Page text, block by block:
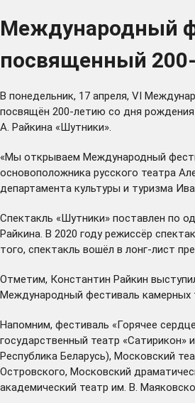
Международный
посвященный
В понедельник, 17 апреля, VI
посвящён 200-летию со дня рождения
А. Райкина «Шутники».
«Мы открываем Международный
основоположника русского театра
департамента культуры и туризма
Спектакль «Шутники» поставлен по
Райкина. В 2020 году режиссёр
того, спектакль вошёл в лонг-лист
Отметим, Константин Райкин
Международный фестиваль камерных
Напомним, фестиваль «Горячее
государственный театр «Сатирикон»
Республика Беларусь), Московский
Островского, Московский
академический театр им. В.